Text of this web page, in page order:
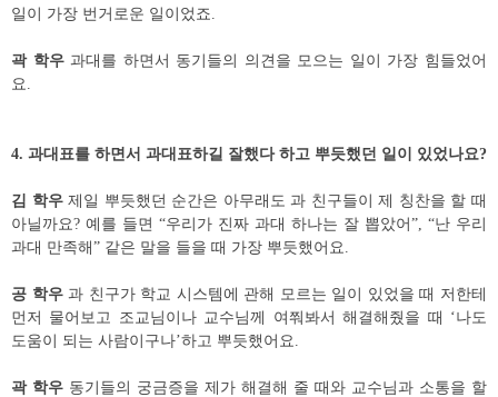
일이 가장 번거로운 일이었죠.
곽 학우과대를 하면서 동기들의 의견을 모으는 일이 가장 힘들었어
요.
4. 과대표를 하면서 과대표하길 잘했다 하고 뿌듯했던 일이 있었나요?
김 학우제일 뿌듯했던 순간은 아무래도 과 친구들이 제 칭찬을 할 때
아닐까요? 예를 들면 “우리가 진짜 과대 하나는 잘 뽑았어 ”, “난 우리
과대 만족해 ” 같은 말을 들을 때 가장 뿌듯했어요.
공 학우과 친구가 학교 시스템에 관해 모르는 일이 있었을 때 저한테
먼저 물어보고 조교님이나 교수님께 여쭤봐서 해결해줬을 때 ‘나도
도움이 되는 사람이구나’하고 뿌듯했어요.
곽 학우 동기들의 궁금증을 제가 해결해 줄 때와 교수님과 소통을 할